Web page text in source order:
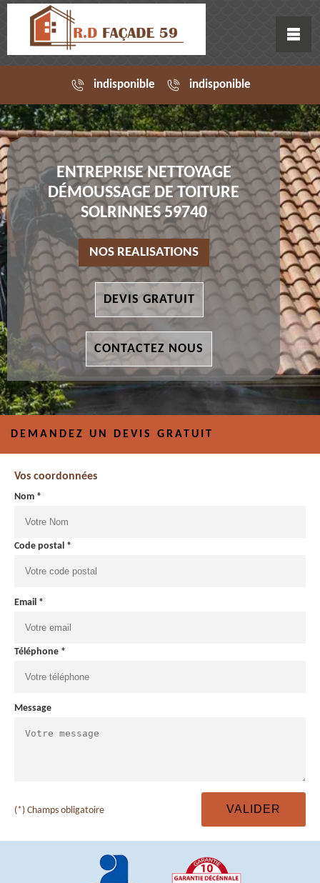
indisponible indisponible
ENTREPRISE NETTOYAGE
DÉMOUSSAGE DE TOITURE
SOLRINNES 59740
NOS REALISATIONS
DEVIS GRATUIT
CONTACTEZ NOUS
DEMANDEZ UN DEVIS GRATUIT
Vos coordonnées
Nom *
Code postal *
Email *
Téléphone *
Message
(*) Champs obligatoire